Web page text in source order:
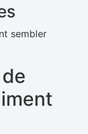
sembler